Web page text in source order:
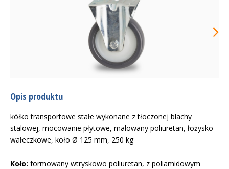
Opis produktu
kółko transportowe stałe wykonane z tłoczonej blachy
stalowej, mocowanie płytowe, malowany poliuretan, łożysko
wałeczkowe, koło Ø 125 mm, 250 kg
Koło: formowany wtryskowo poliuretan, z poliamidowym